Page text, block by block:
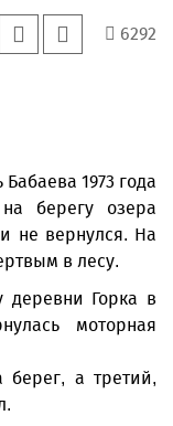
6292
1973 года
берегу озера
не вернулся. На
в лесу.
Горка в
моторная
а третий,